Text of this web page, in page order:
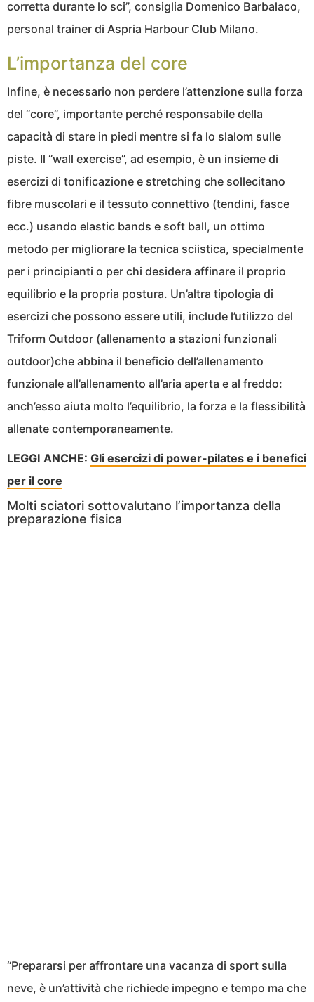
corretta durante lo sci”, consiglia Domenico Barbalaco,
personal trainer di Aspria Harbour Club Milano.
L’importanza del core
Infine, è necessario non perdere l’attenzione sulla forza
del “core”, importante perché responsabile della
capacità di stare in piedi mentre si fa lo slalom sulle
piste. Il “wall exercise”, ad esempio, è un insieme di
esercizi di tonificazione e stretching che sollecitano
fibre muscolari e il tessuto connettivo (tendini, fasce
ecc.) usando elastic bands e soft ball, un ottimo
metodo per migliorare la tecnica sciistica, specialmente
per i principianti o per chi desidera affinare il proprio
equilibrio e la propria postura. Un’altra tipologia di
esercizi che possono essere utili, include l’utilizzo del
Triform Outdoor (allenamento a stazioni funzionali
outdoor)che abbina il beneficio dell’allenamento
funzionale all’allenamento all’aria aperta e al freddo:
anch’esso aiuta molto l’equilibrio, la forza e la flessibilità
allenate contemporaneamente.
LEGGI ANCHE: Gli esercizi di power-pilates e i benefici
per il core
Molti sciatori sottovalutano l’importanza della
preparazione fisica
“Prepararsi per affrontare una vacanza di sport sulla
neve, è un’attività che richiede impegno e tempo ma che